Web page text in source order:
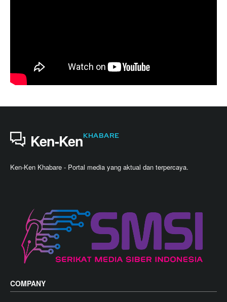
Ken-KenKHABARE
Ken-Ken Khabare - Portal media yang aktual dan terpercaya.
COMPANY